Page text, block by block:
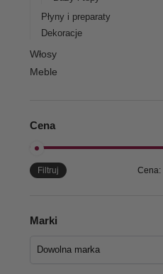
Płyny i preparaty
Dekoracje
Włosy
Meble
Cena
Filtruj Cena:
Marki